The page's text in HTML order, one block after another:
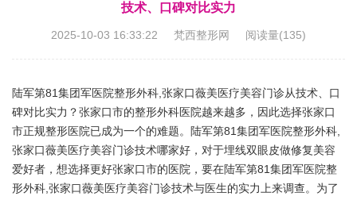
技术、口碑对比实力
2025-10-03 16:33:22 梵西整形网 阅读量(135)
陆军第81集团军医院整形外科,张家口薇美医疗美容门诊从技术、口
碑对比实力？张家口市的整形外科医院越来越多，因此选择张家口
市正规整形医院已成为一个的难题。陆军第81集团军医院整形外科,
张家口薇美医疗美容门诊技术哪家好，对于埋线双眼皮做修复美容
爱好者，想选择更好张家口市的医院，要在陆军第81集团军医院整
形外科,张家口薇美医疗美容门诊技术与医生的实力上来调查。为了